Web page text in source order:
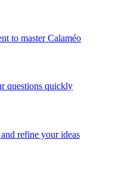
to master Calaméo
questions quickly
refine your ideas